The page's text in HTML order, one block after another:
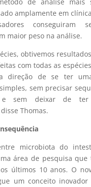
amplamente em
conseguiram
maior peso na análise.
obtivemos
com todas as
direção de se ter
sem precisar
e sem deixar de ter
Thomas.
microbiota do
área de pesquisa que
últimos 10 anos. O
um conceito